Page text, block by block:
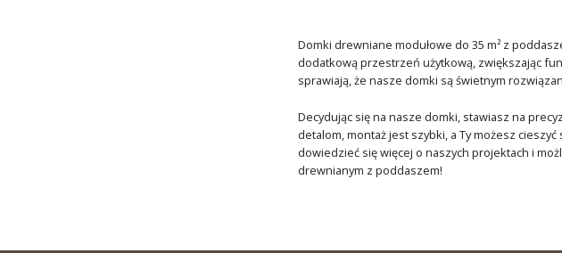
Domki drewniane modułowe do 35 m² z
dodatkową przestrzeń użytkową, zwiększając
sprawiają, że nasze domki są świetnym
Decydując się na nasze domki, stawiasz na
detalom, montaż jest szybki, a Ty możesz
dowiedzieć się więcej o naszych projektach i
drewnianym z poddaszem!